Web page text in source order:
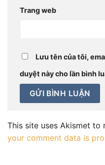
Trang web
Lưu tên của tôi,
duyệt này cho lần bình
This site uses Akismet to
your comment data is